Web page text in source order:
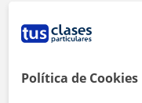
Política de Cookies